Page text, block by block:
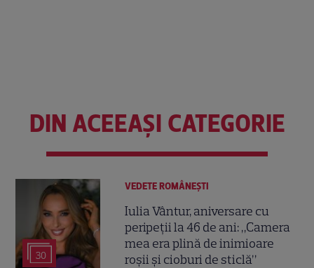
DIN ACEEAȘI CATEGORIE
30
VEDETE ROMÂNEŞTI
Iulia Vântur, aniversare cu
peripeții la 46 de ani: „Camera
mea era plină de inimioare
roșii și cioburi de sticlă”